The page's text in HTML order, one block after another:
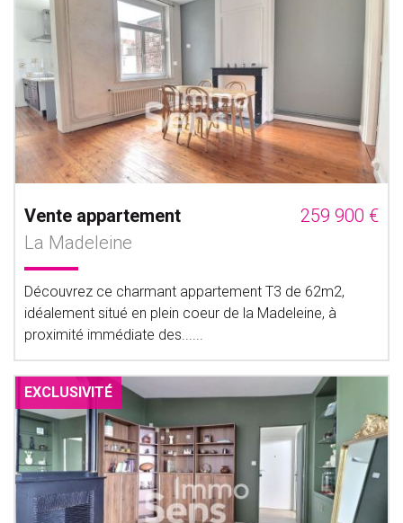
Vente appartement
259 900 €
La Madeleine
Découvrez ce charmant appartement T3 de 62m2,
idéalement situé en plein coeur de la Madeleine, à
proximité immédiate des......
EXCLUSIVITÉ